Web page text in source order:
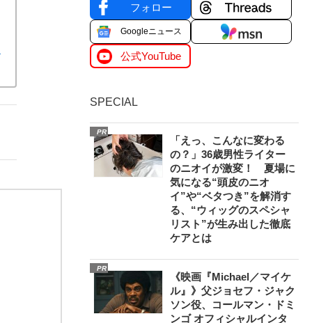
フォロー
Googleニュース
公式YouTube
SPECIAL
PR
「えっ、こんなに変わる
の？」36歳男性ライター
のニオイが激変！ 夏場に
気になる“頭皮のニオ
イ”や“ベタつき”を解消す
る、“ウィッグのスペシャ
リスト”が生み出した徹底
ケアとは
PR
《映画『Michael／マイケ
ル』》父ジョセフ・ジャク
ソン役、コールマン・ドミ
ンゴ オフィシャルインタ